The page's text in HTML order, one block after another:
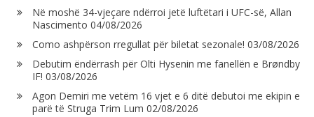
Në moshë 34-vjeçare ndërroi jetë luftëtari i UFC-së, Allan
Nascimento 04/08/2026
Como ashpërson rregullat për biletat sezonale! 03/08/2026
Debutim ëndërrash për Olti Hysenin me fanellën e Brøndby
IF! 03/08/2026
Agon Demiri me vetëm 16 vjet e 6 ditë debutoi me ekipin e
parë të Struga Trim Lum 02/08/2026